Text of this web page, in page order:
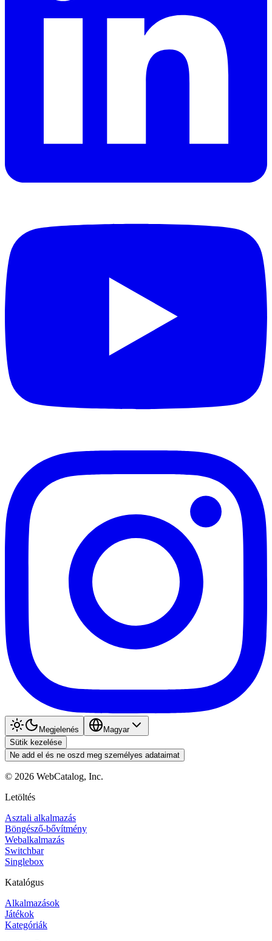
Megjelenés
Magyar
Sütik kezelése
Ne add el és ne oszd meg személyes adataimat
© 2026 WebCatalog, Inc.
Letöltés
Asztali alkalmazás
Böngésző-bővítmény
Webalkalmazás
Switchbar
Singlebox
Katalógus
Alkalmazások
Játékok
Kategóriák